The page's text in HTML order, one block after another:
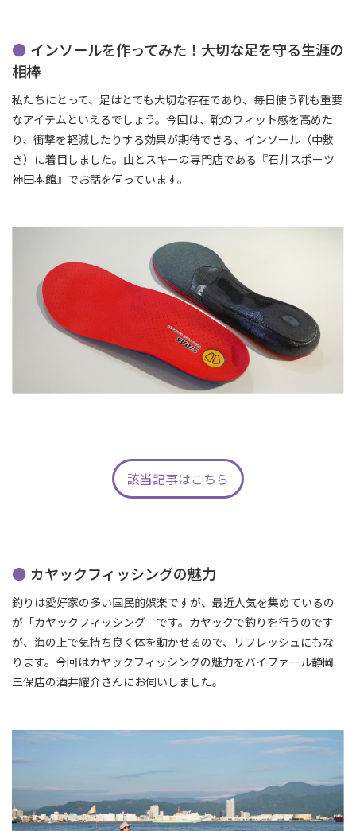
インソールを作ってみた！大切な足を守る生涯の
相棒
私たちにとって、足はとても大切な存在であり、毎日使う靴も重要
なアイテムといえるでしょう。今回は、靴のフィット感を高めた
り、衝撃を軽減したりする効果が期待できる、インソール（中敷
き）に着目しました。山とスキーの専門店である『石井スポーツ
神田本館』でお話を伺っています。
該当記事はこちら
カヤックフィッシングの魅力
釣りは愛好家の多い国民的娯楽ですが、最近人気を集めているの
が「カヤックフィッシング」です。カヤックで釣りを行うのです
が、海の上で気持ち良く体を動かせるので、リフレッシュにもな
ります。今回はカヤックフィッシングの魅力をバイファール静岡
三保店の酒井耀介さんにお伺いしました。